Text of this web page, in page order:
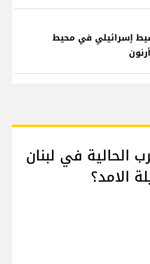
إسرائيلي في محيط
الحالية في لبنان
الامد؟